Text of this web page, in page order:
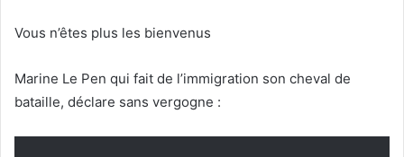
Vous n’êtes plus les bienvenus
Marine Le Pen qui fait de l’immigration son cheval de
bataille, déclare sans vergogne :